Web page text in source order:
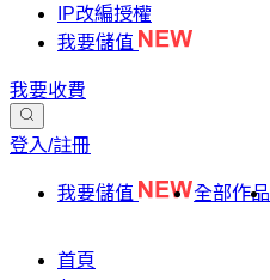
IP改編授權
我要儲值
我要收費
登入/註冊
我要儲值 全部作品
首頁